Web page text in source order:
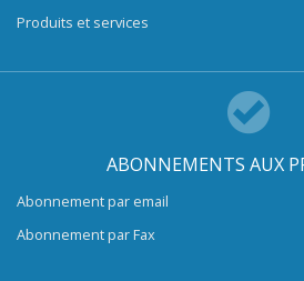
Produits et services
ABONNEMENTS AUX
Abonnement par email
Abonnement par Fax